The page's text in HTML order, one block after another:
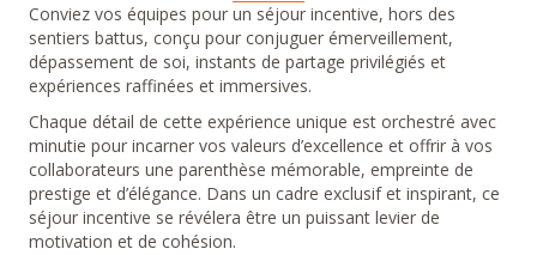
Conviez vos équipes pour un séjour incentive, hors des
sentiers battus, conçu pour conjuguer émerveillement,
dépassement de soi, instants de partage privilégiés et
expériences raffinées et immersives.
Chaque détail de cette expérience unique est orchestré avec
minutie pour incarner vos valeurs d’excellence et offrir à vos
collaborateurs une parenthèse mémorable, empreinte de
prestige et d’élégance. Dans un cadre exclusif et inspirant, ce
séjour incentive se révélera être un puissant levier de
motivation et de cohésion.